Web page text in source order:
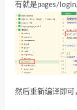
有就是pages/
然后重新编译即可